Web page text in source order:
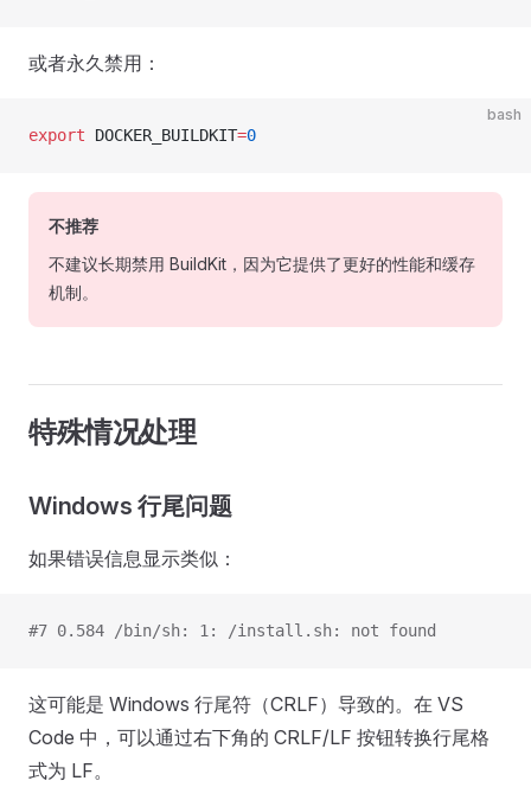
或者永久禁用：
bash
export DOCKER_BUILDKIT=0
不推荐
不建议长期禁用 BuildKit，因为它提供了更好的性能和缓存
机制。
特殊情况处理
Windows 行尾问题
如果错误信息显示类似：
#7 0.584 /bin/sh: 1: /install.sh: not found
这可能是 Windows 行尾符（CRLF）导致的。在 VS
Code 中，可以通过右下角的 CRLF/LF 按钮转换行尾格
式为 LF。